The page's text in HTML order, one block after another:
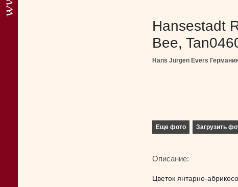
Hansestadt
Bee,
Hans Jürgen Evers
Еще фото Загрузить
Описание:
Цветок янтарно-